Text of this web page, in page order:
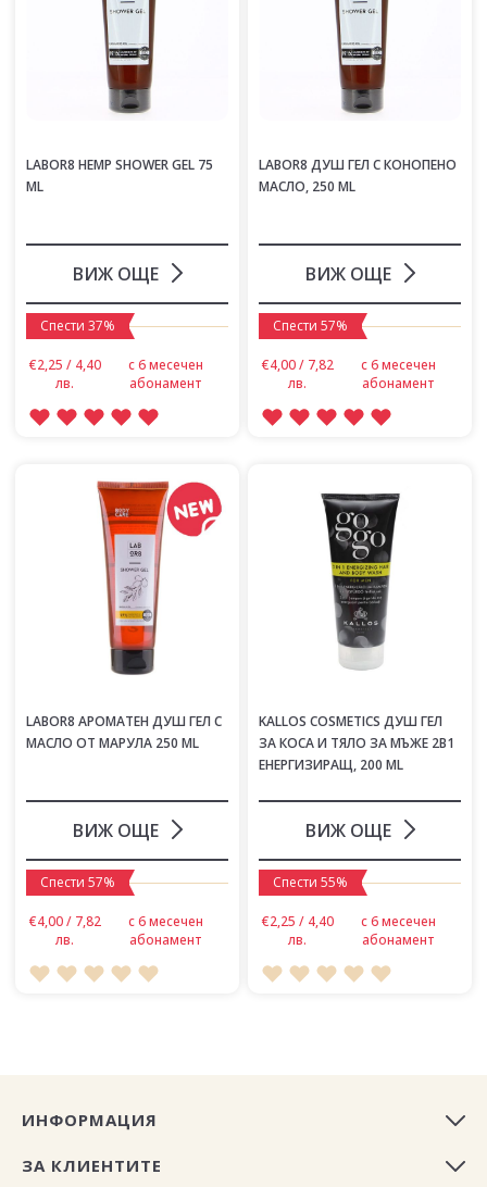
LABOR8 HEMP SHOWER GEL 75
ML
ВИЖ ОЩЕ
Спести 37%
€2,25 / 4,40
лв.
с 6 месечен
абонамент
LABOR8 ДУШ ГЕЛ С КОНОПЕНО
МАСЛО, 250 ML
ВИЖ ОЩЕ
Спести 57%
€4,00 / 7,82
лв.
с 6 месечен
абонамент
LABOR8 АРОМАТЕН ДУШ ГЕЛ С
МАСЛО ОТ МАРУЛА 250 ML
ВИЖ ОЩЕ
Спести 57%
€4,00 / 7,82
лв.
с 6 месечен
абонамент
KALLOS COSMETICS ДУШ ГЕЛ
ЗА КОСА И ТЯЛО ЗА МЪЖЕ 2В1
ЕНЕРГИЗИРАЩ, 200 ML
ВИЖ ОЩЕ
Спести 55%
€2,25 / 4,40
лв.
с 6 месечен
абонамент
ИНФОРМАЦИЯ
ЗА КЛИЕНТИТЕ